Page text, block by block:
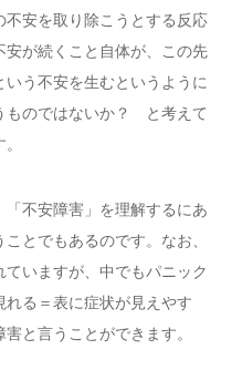
不安を取り除こうとする反応
が続くこと自体が、この先
う不安を生むというように
ものではないか？ と考えて
「不安障害」を理解するにあ
とでもあるのです。なお、
いますが、中でもパニック
る＝表に症状が見えやす
と言うことができます。